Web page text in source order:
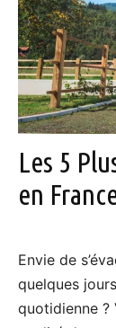
Les 5
en
Envie de
quelques
quotidienne ?